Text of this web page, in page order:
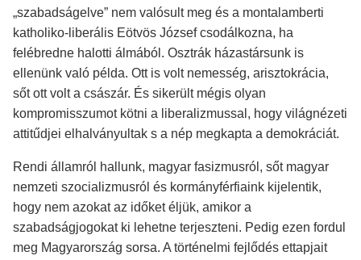
„szabadságelve” nem valósult meg és a montalamberti
katholiko-liberális Eötvös József csodálkozna, ha
felébredne halotti álmából. Osztrák házastársunk is
ellenünk való példa. Ott is volt nemesség, arisztokrácia,
sőt ott volt a császár. És sikerült mégis olyan
kompromisszumot kötni a liberalizmussal, hogy világnézeti
attitűdjei elhalványultak s a nép megkapta a demokráciát.
Rendi államról hallunk, magyar fasizmusról, sőt magyar
nemzeti szocializmusról és kormányférfiaink kijelentik,
hogy nem azokat az időket éljük, amikor a
szabadságjogokat ki lehetne terjeszteni. Pedig ezen fordul
meg Magyarország sorsa. A történelmi fejlődés ettapjait